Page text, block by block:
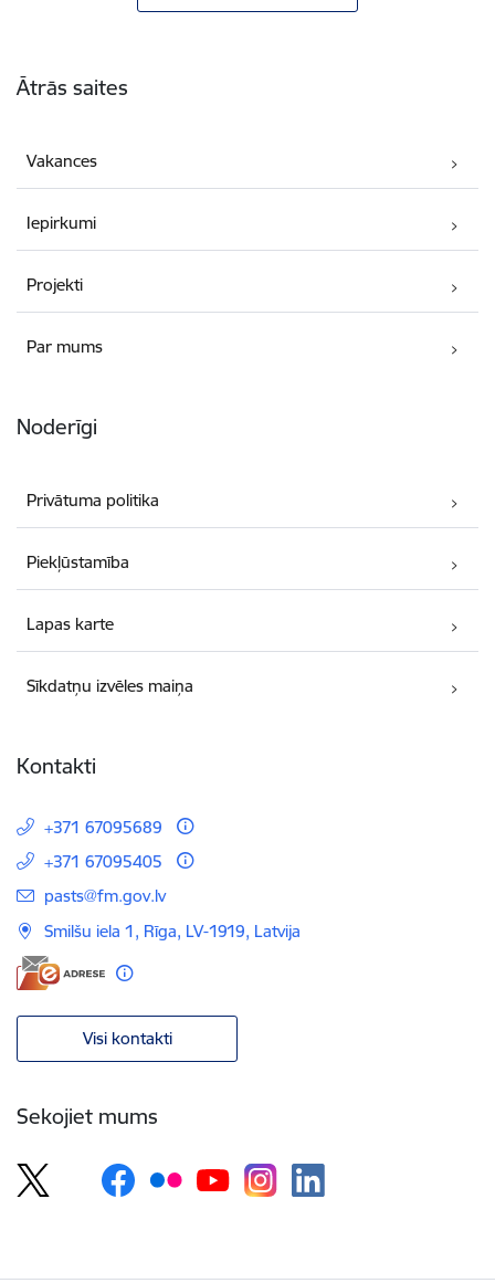
Ātrās saites
Vakances
Iepirkumi
Projekti
Par mums
Noderīgi
Privātuma politika
Piekļūstamība
Lapas karte
Sīkdatņu izvēles maiņa
Kontakti
+371 67095689
+371 67095405
E-pasts:
pasts@fm.gov.lv
Smilšu iela 1, Rīga, LV-1919, Latvija
Visi kontakti
Sekojiet mums